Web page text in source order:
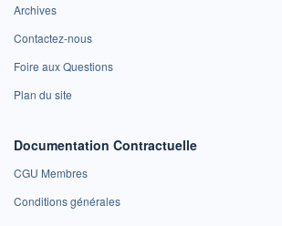
Archives
Contactez-nous
Foire aux Questions
Plan du site
Documentation Contractuelle
CGU Membres
Conditions générales